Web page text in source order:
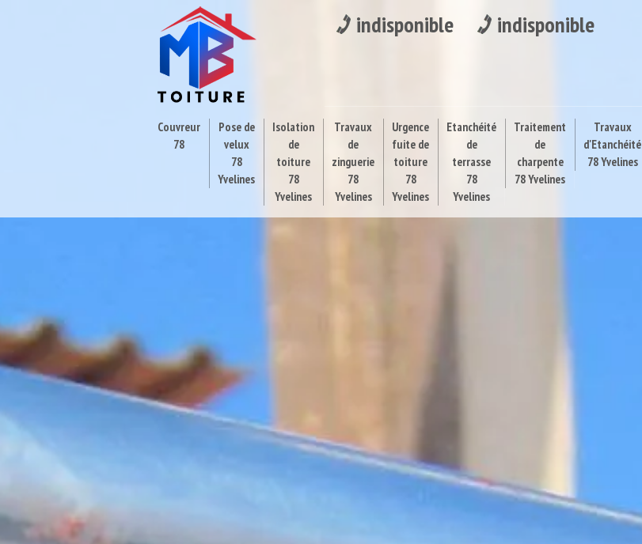
indisponible indisponible
Couvreur
78
Pose de
velux
78
Yvelines
Isolation
de
toiture
78
Yvelines
Travaux
de
zinguerie
78
Yvelines
Urgence
fuite de
toiture
78
Yvelines
Etanchéité
de
terrasse
78
Yvelines
Traitement
de
charpente
78 Yvelines
Travaux
d'Etanchéité
78 Yvelines